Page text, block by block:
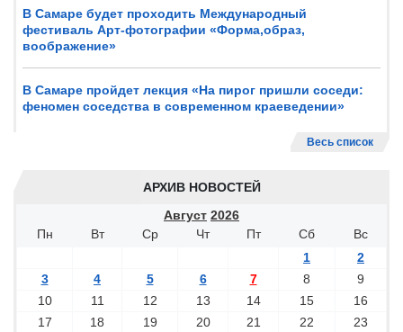
В Самаре будет проходить Международный
фестиваль Арт-фотографии «Форма,образ,
воображение»
В Самаре пройдет лекция «На пирог пришли соседи:
феномен соседства в современном краеведении»
Весь список
АРХИВ НОВОСТЕЙ
Август 2026
Пн
Вт Ср Чт Пт Сб
Вс
1
2
3
4 5 6 7 8
9
10
11 12 13 14 15
16
17
18 19 20 21 22
23